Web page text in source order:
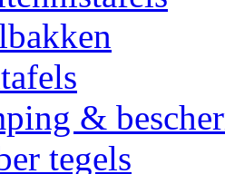
&
tegels